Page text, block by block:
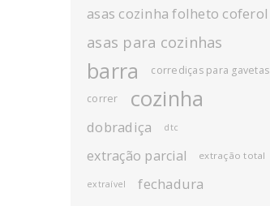
asas cozinha folheto coferol
asas para cozinhas
barra corrediças para gavetas
correr cozinha
dobradiça dtc
extração parcial extração total
extraível fechadura